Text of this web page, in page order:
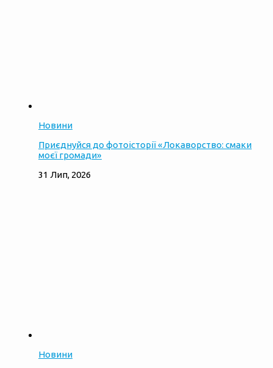
Новини
Приєднуйся до фотоісторії «Локаворство: смаки
моєї громади»
31 Лип, 2026
Новини